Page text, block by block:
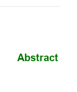
Abstract